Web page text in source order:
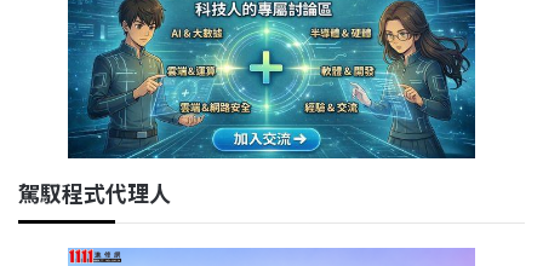
駕馭程式代理人